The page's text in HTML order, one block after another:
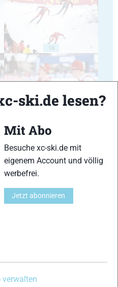
18
22
ski.de lesen?
Mit Abo
Besuche xc-ski.de mit
eigenem Account und völlig
werbefrei.
Jetzt abonnieren
verwalten